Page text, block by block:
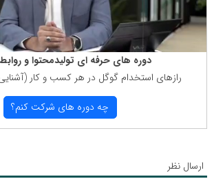
دوره های حرفه ای تولیدمحتوا و
رازهای استخدام گوگل در هر كسب و كار
چه دوره های شركت كنم؟
ارسال نظر